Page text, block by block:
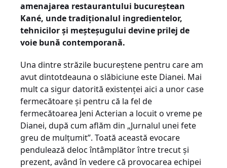
amenajarea restaurantului bucureștean
Kané, unde tradiționalul ingredientelor,
tehnicilor și meșteșugului devine prilej de
voie bună contemporană.
Una dintre străzile bucureștene pentru care am
avut dintotdeauna o slăbiciune este Dianei. Mai
mult ca sigur datorită existenței aici a unor case
fermecătoare și pentru că la fel de
fermecătoarea Jeni Acterian a locuit o vreme pe
Dianei, după cum aflăm din „Jurnalul unei fete
greu de mulțumit”. Toată această evocare
pendulează deloc întâmplător între trecut și
prezent, având în vedere că provocarea echipei